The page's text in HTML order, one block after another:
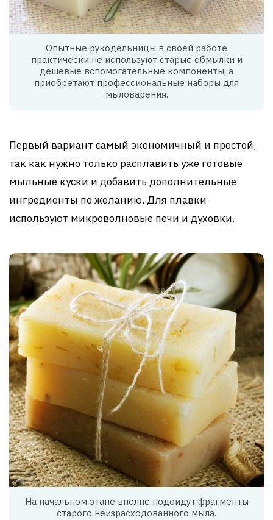
Опытные рукодельницы в своей работе
практически не используют старые обмылки и
дешевые вспомогательные компоненты, а
приобретают профессиональные наборы для
мыловарения.
Первый вариант самый экономичный и простой,
так как нужно только расплавить уже готовые
мыльные куски и добавить дополнительные
ингредиенты по желанию. Для плавки
используют микроволновые печи и духовки.
На начальном этапе вполне подойдут фрагменты
старого неизрасходованного мыла.